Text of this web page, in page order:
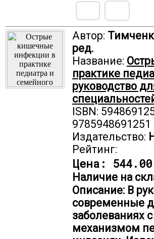
Автор:
ред.
Название:
практике
руководство
ISBN:
9785948691251
Издательство:
Рейтинг:
Цена:
Наличие на
Описание: В
современные
заболеваниях
механизмом